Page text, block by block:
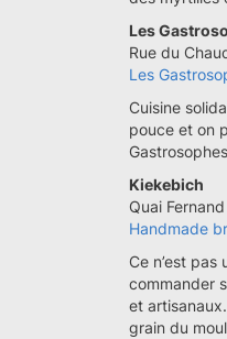
Les
Rue du
Les
Cuisine
pouce et on
Kiekebich
Quai
Handmade
Ce n’est pas
commander
et
grain du